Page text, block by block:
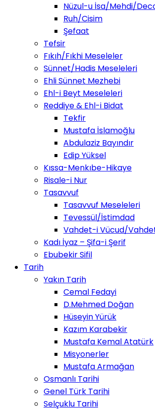
Nüzul-u İsa/Mehdi/
Ruh/Cisim
Şefaat
Tefsir
Fıkıh/Fıkhi Meseleler
Sünnet/Hadis Meseleleri
Ehli Sünnet Mezhebi
Ehl-i Beyt Meseleleri
Reddiye & Ehl-i Bidat
Tekfir
Mustafa İslamoğlu
Abdulaziz Bayındır
Edip Yüksel
Kıssa-Menkıbe-Hikaye
Risale-i Nur
Tasavvuf
Tasavvuf Meseleleri
Tevessül/İstimdad
Vahdet-i Vücud/
Kadı İyaz – Şifa-i Şerif
Ebubekir Sifil
Tarih
Yakın Tarih
Cemal Fedayi
D.Mehmed Doğan
Hüseyin Yürük
Kazım Karabekir
Mustafa Kemal Atatürk
Misyonerler
Mustafa Armağan
Osmanlı Tarihi
Genel Türk Tarihi
Selçuklu Tarihi